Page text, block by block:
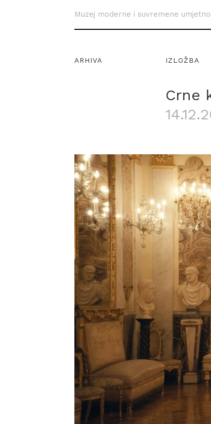
Muzej moderne i suvremene
ARHIVA IZLOŽBA
Crne